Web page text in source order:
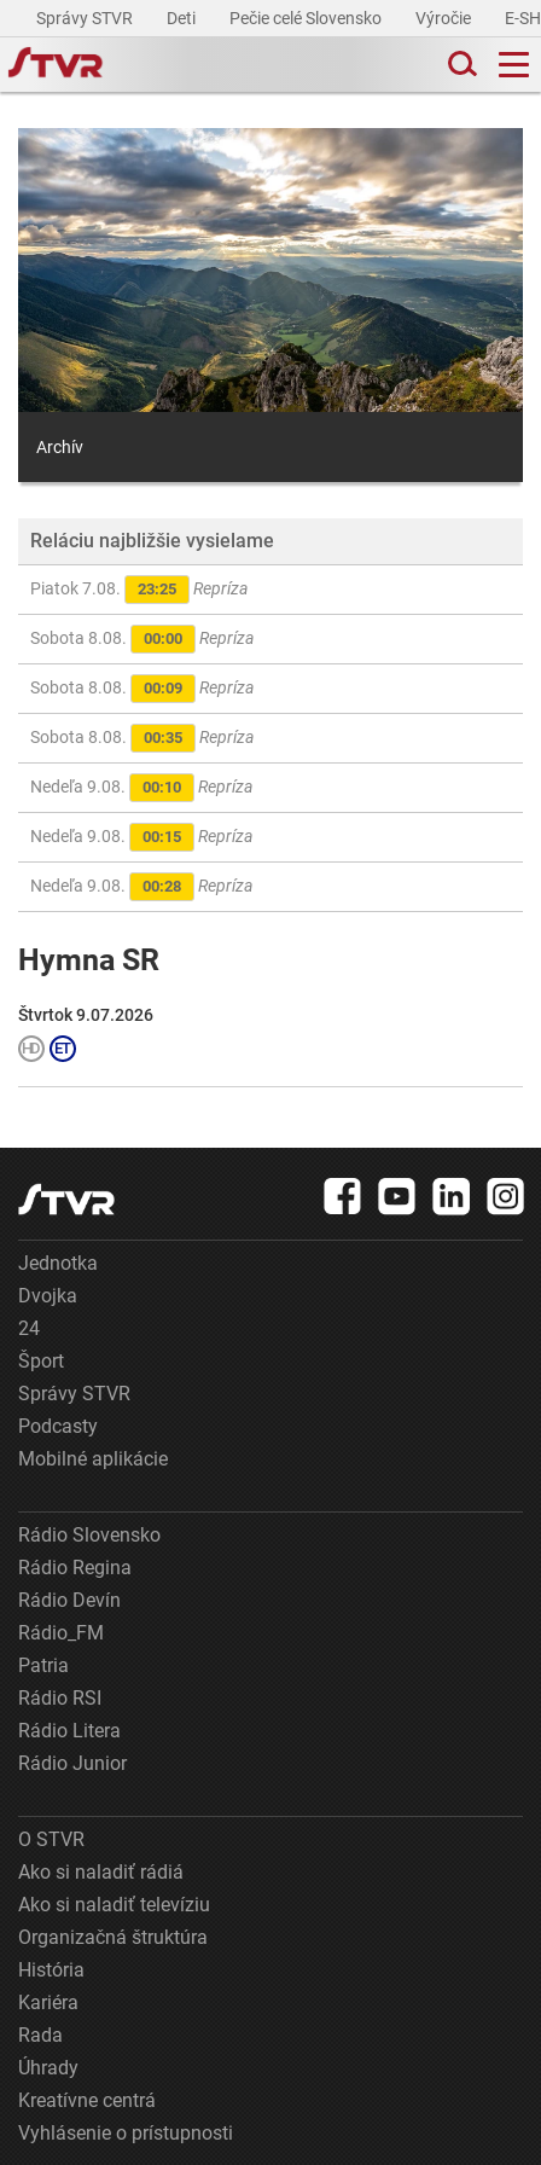
Správy STVR Deti Pečie celé Slovensko Výročie E-
Archív
Reláciu najbližšie vysielame
Piatok 7.08. 23:25 Repríza
Sobota 8.08. 00:00 Repríza
Sobota 8.08. 00:09 Repríza
Sobota 8.08. 00:35 Repríza
Nedeľa 9.08. 00:10 Repríza
Nedeľa 9.08. 00:15 Repríza
Nedeľa 9.08. 00:28 Repríza
Hymna SR
Štvrtok 9.07.2026
Jednotka
Dvojka
24
Šport
Správy STVR
Podcasty
Mobilné aplikácie
Rádio Slovensko
Rádio Regina
Rádio Devín
Rádio_FM
Patria
Rádio RSI
Rádio Litera
Rádio Junior
O STVR
Ako si naladiť rádiá
Ako si naladiť televíziu
Organizačná štruktúra
História
Kariéra
Rada
Úhrady
Kreatívne centrá
Vyhlásenie o prístupnosti